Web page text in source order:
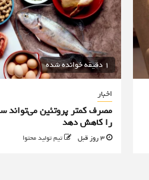
1 دقیقه خوانده شده
اخبار
مصرف کمتر پروتئین می‌تواند
را کاهش دهد
3 روز قبل تیم تولید محتوا